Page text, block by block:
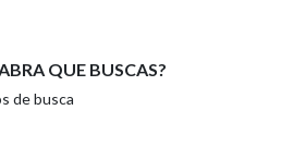
QUE BUSCAS?
de busca